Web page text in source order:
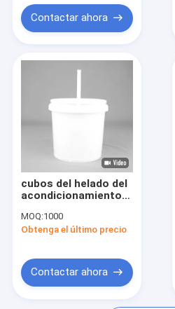
Contactar ahora
cubos del helado del
acondicionamiento
con las tapas FDA
Certifiication
MOQ:1000
Obtenga el último precio
Contactar ahora